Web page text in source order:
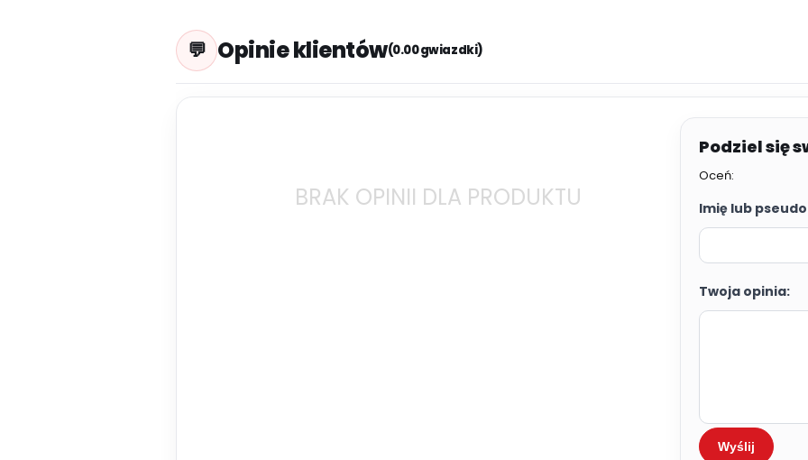
Opinie klientów(0.00 gwiazdki)
BRAK OPINII DLA PRODUKTU
Oceń:
Imię lub
Twoja opinia:
Wyślij